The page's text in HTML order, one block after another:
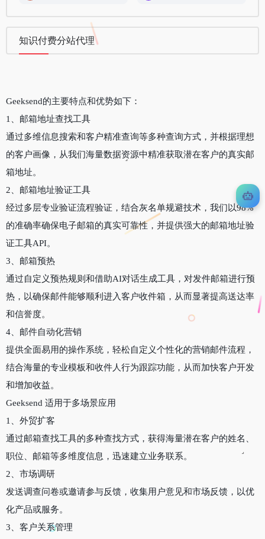
知识付费分站代理
Geeksend的主要特点和优势如下：
1、邮箱地址查找工具
通过多维信息搜索和客户精准查询等多种查询方式，并根据理想
的客户画像，从我们海量数据资源中精准获取潜在客户的真实邮
箱地址。
2、邮箱地址验证工具
经过多层专业验证流程验证，结合灰名单规避技术，我们以98%
的准确率确保电子邮箱的真实可靠性，并提供强大的邮箱地址验
证工具API。
3、邮箱预热
通过自定义预热规则和借助AI对话生成工具，对发件邮箱进行预
热，以确保邮件能够顺利进入客户收件箱，从而显著提高送达率
和信誉度。
4、邮件自动化营销
提供全面易用的操作系统，轻松自定义个性化的营销邮件流程，
结合海量的专业模板和收件人行为跟踪功能，从而加快客户开发
和增加收益。
Geeksend 适用于多场景应用
1、外贸扩客
通过邮箱查找工具的多种查找方式，获得海量潜在客户的姓名、
职位、邮箱等多维度信息，迅速建立业务联系。
2、市场调研
发送调查问卷或邀请参与反馈，收集用户意见和市场反馈，以优
化产品或服务。
3、客户关系管理